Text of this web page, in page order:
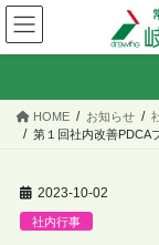
コ
ン
テ
ツ
ナ
ビ
ゲ
シ
HOME お知らせ
第１回社内改善PDCA
2023-10-02
社内行事